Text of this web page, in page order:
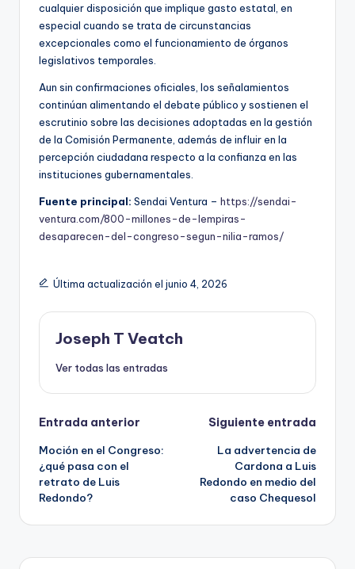
cualquier disposición que implique gasto estatal, en
especial cuando se trata de circunstancias
excepcionales como el funcionamiento de órganos
legislativos temporales.
Aun sin confirmaciones oficiales, los señalamientos
continúan alimentando el debate público y sostienen el
escrutinio sobre las decisiones adoptadas en la gestión
de la Comisión Permanente, además de influir en la
percepción ciudadana respecto a la confianza en las
instituciones gubernamentales.
Fuente principal: Sendai Ventura – https://sendai-
ventura.com/800-millones-de-lempiras-
desaparecen-del-congreso-segun-nilia-ramos/
Última actualización el junio 4, 2026
Joseph T Veatch
Ver todas las entradas
Navegación
de
entradas
Entrada anterior
Moción en el Congreso:
¿qué pasa con el
retrato de Luis
Redondo?
Siguiente entrada
La advertencia de
Cardona a Luis
Redondo en medio del
caso Chequesol